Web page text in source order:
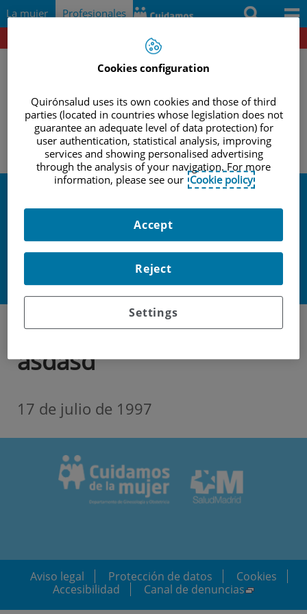
Saltar al contenido
Saltar
La mujer Profesionales Buscar
Portal del paciente
Docencia e investigación
Documentación
Protocolos
Herramientas
Actividades y eventos
INICIO|PROFESIONALES|ACTIVIDADES Y EVENTOS |
ASDASD
Actividades y
eventos
Taller Escuela de Padres
asdasd
17 de julio de 1997
Aviso legal Protección de datos
Cookies
Accesibilidad
Canal de denuncias
Cookies configuration
Quirónsalud uses its own cookies and those of third
parties (located in countries whose legislation does not
guarantee an adequate level of data protection) for
user authentication, statistical analysis, improving
services and showing personalised advertising
through the analysis of your navigation. For more
information, please see our Cookie policy
Settings
Reject
Accept